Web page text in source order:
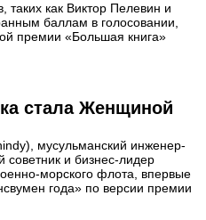
таких как Виктор Пелевин и
баллам в голосовании,
премии «Большая книга»
стала Женщиной
мусульманский инженер-
советник и бизнес-лидер
морского флота, впервые
года» по версии премии